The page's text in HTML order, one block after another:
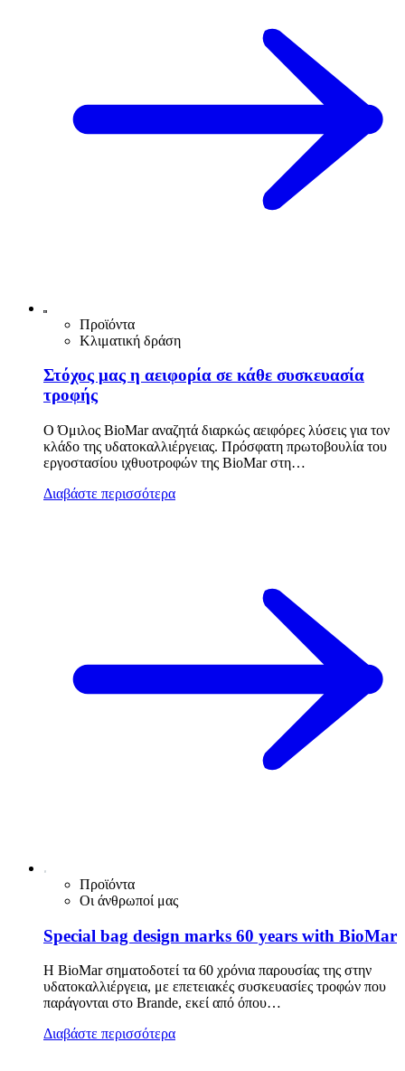
Προϊόντα
Κλιματική δράση
Στόχος μας η αειφορία σε κάθε συσκευασία
τροφής
Ο Όμιλος BioMar αναζητά διαρκώς αειφόρες λύσεις για τον
κλάδο της υδατοκαλλιέργειας. Πρόσφατη πρωτοβουλία του
εργοστασίου ιχθυοτροφών της BioMar στη…
Διαβάστε περισσότερα
Προϊόντα
Οι άνθρωποί μας
Special bag design marks 60 years with BioMar
Η BioMar σηματοδοτεί τα 60 χρόνια παρουσίας της στην
υδατοκαλλιέργεια, με επετειακές συσκευασίες τροφών που
παράγονται στο Brande, εκεί από όπου…
Διαβάστε περισσότερα